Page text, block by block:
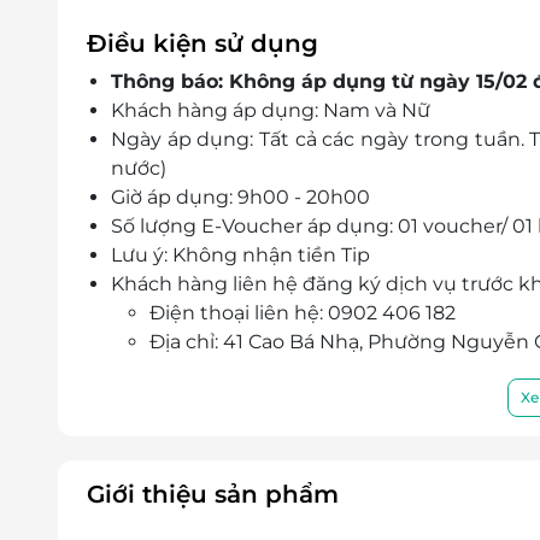
Điều kiện sử dụng
Thông báo: Không áp dụng từ ngày 15/02
Khách hàng áp dụng: Nam và Nữ
Ngày áp dụng: Tất cả các ngày trong tuần.
nước)
Giờ áp dụng: 9h00 - 20h00
Số lượng E-Voucher áp dụng: 01 voucher/
Lưu ý: Không nhận tiền Tip
Khách hàng liên hệ đăng ký dịch vụ trước
Điện thoại liên hệ: 0902 406 182
Địa chỉ: 41 Cao Bá Nhạ, Phường Nguyễn
E-Voucher/E-Coupon không có giá trị quy
Giới thiệu sản phẩm